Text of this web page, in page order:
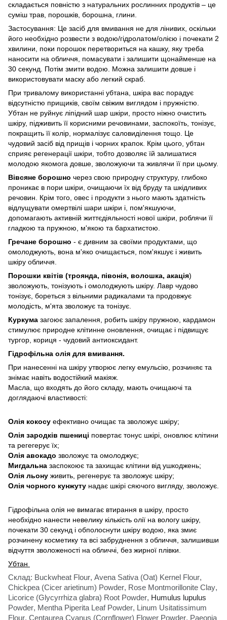
складається повністю з натуральних рослинних продуктів – це
суміш трав, порошків, борошна, глини.
Застосування: Це засіб для вмивання не для лінивих, оскільки
його необхідно розвести з водою/гідролатом/олією і почекати 2
хвилини, поки порошок перетвориться на кашку, яку треба
наносити на обличчя, помасувати і залишити щонайменше на
30 секунд. Потім змити водою. Можна залишити довше і
використовувати маску або легкий скраб.
При тривалому використанні убтана, шкіра вас порадує
відсутністю прищиків, своїм свіжим виглядом і пружністю.
Убтан не руйнує ліпідний шар шкіри, просто ніжно очистить
шкіру, підживить її корисними речовинами, заспокоїть, тонізує,
покращить її колір, нормалізує саловиділення тощо. Це
чудовий засіб від прищів і чорних крапок. Крім цього, убтан
сприяє регенерації шкіри, тобто дозволяє їй залишатися
молодою якомога довше, зволожуючи та живлячи її при цьому.
Вівсяне борошно через свою природну структуру, глибоко
проникає в пори шкіри, очищаючи їх від бруду та шкідливих
речовин. Крім того, овес і продукти з нього мають здатність
відлущувати омертвілі шари шкіри і, пом'якшуючи,
допомагають активній життєдіяльності нової шкіри, роблячи її
гладкою та пружною, м'якою та бархатистою.
Гречане борошно - є дивним за своїми продуктами, що
омолоджують, вона м'яко очищається, пом'якшує і живить
шкіру обличчя.
Порошки квітів (троянда, півонія, волошка, акація)
зволожують, тонізують і омолоджують шкіру. Лавр чудово
тонізує, бореться з вільними радикалами та продовжує
молодість, м'ята зволожує та тонізує.
Куркума загоює запалення, робить шкіру пружною, кардамон
стимулює природне клітинне оновлення, очищає і підвищує
тургор, кориця - чудовий антиоксидант.
Гідрофільна олія для вмивання.
При нанесенні на шкіру утворює легку емульсію, розчиняє та
знімає навіть водостійкий макіяж.
Масла, що входять до його складу, мають очищаючі та
доглядаючі властивості:
Олія кокосу ефективно очищає та зволожує шкіру;
Олія зародків пшениці повертає тонус шкірі, оновлює клітини
та регегерує їх;
Олія авокадо зволожує та омолоджує;
Мигдальна заспокоює та захищає клітини від ушкоджень;
Олія льону живить, регенерує та зволожує шкіру;
Олія чорного кунжуту надає шкірі сяючого вигляду, зволожує.
Гідрофільна олія не вимагає втирання в шкіру, просто
необхідно нанести невелику кількість олії на вологу шкіру,
почекати 30 секунд і обполоснути шкіру водою, яка змиє
розчинену косметику та всі забруднення з обличчя, залишивши
відчуття зволоженості на обличчі, без жирної плівки.
Убтан
Склад: Buckwheat Flour, Avena Sativa (Oat) Kernel Flour,
Chickpea (Cicer arietinum) Powder, Rose Montmorillonite Clay,
Licorice (Glycyrrhiza glabra) Root Powder, Humulus lupulus
Powder, Mentha Piperita Leaf Powder, Linum Usitatissimum
Flour, Сentaurea Cyanus (Cornflower) Flower Powder, Paeonia